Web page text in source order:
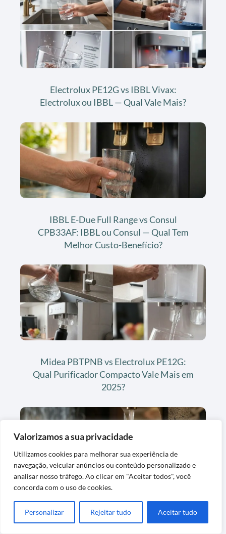
Valorizamos a sua privacidade
Utilizamos cookies para melhorar sua experiência de
navegação, veicular anúncios ou conteúdo personalizado e
analisar nosso tráfego. Ao clicar em "Aceitar todos", você
concorda com o uso de cookies.
Personalizar Rejeitar tudo Aceitar tudo
Electrolux PE12G vs IBBL Vivax:
Electrolux ou IBBL — Qual Vale Mais?
IBBL E-Due Full Range vs Consul
CPB33AF: IBBL ou Consul — Qual Tem
Melhor Custo-Benefício?
Midea PBTPNB vs Electrolux PE12G:
Qual Purificador Compacto Vale Mais em
2025?
Soft By Everest Star vs IBBL FR600
Speciale: Qual Purificador Premium Vale